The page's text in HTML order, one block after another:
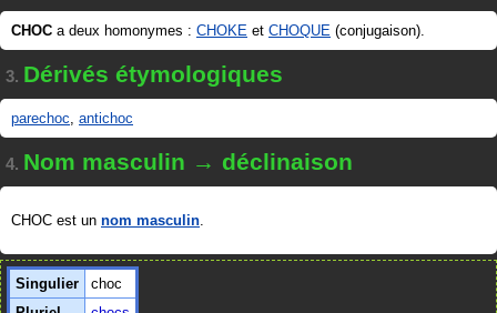
CHOC a deux homonymes : CHOKE et CHOQUE (conjugaison).
3. Dérivés étymologiques
parechoc, antichoc
4. Nom masculin → déclinaison
CHOC est un nom masculin.
Singulier
choc